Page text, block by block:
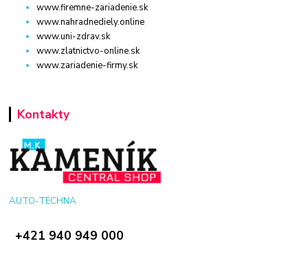
www.firemne-zariadenie.sk
www.nahradnediely.online
www.uni-zdrav.sk
www.zlatnictvo-online.sk
www.zariadenie-firmy.sk
Kontakty
AUTO-TECHNA
+421 940 949 000